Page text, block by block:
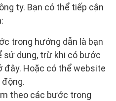
ty. Bạn có thể tiếp cận
trong hướng dẫn là bạn
sử dụng, trừ khi có bước
đây. Hoặc có thể website
động.
theo các bước trong